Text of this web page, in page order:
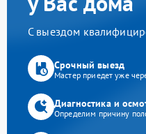
С выездом
Срочный выезд
Мастер приедет уже
Диагностика и
Определим причину